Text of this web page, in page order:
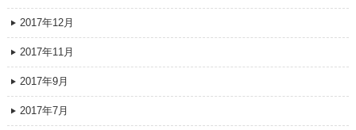
2017年12月
2017年11月
2017年9月
2017年7月